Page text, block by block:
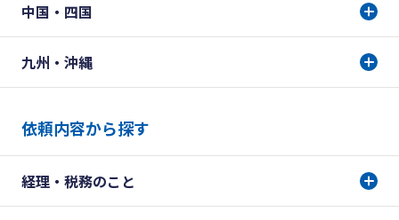
中国・四国
九州・沖縄
依頼内容から探す
経理・税務のこと